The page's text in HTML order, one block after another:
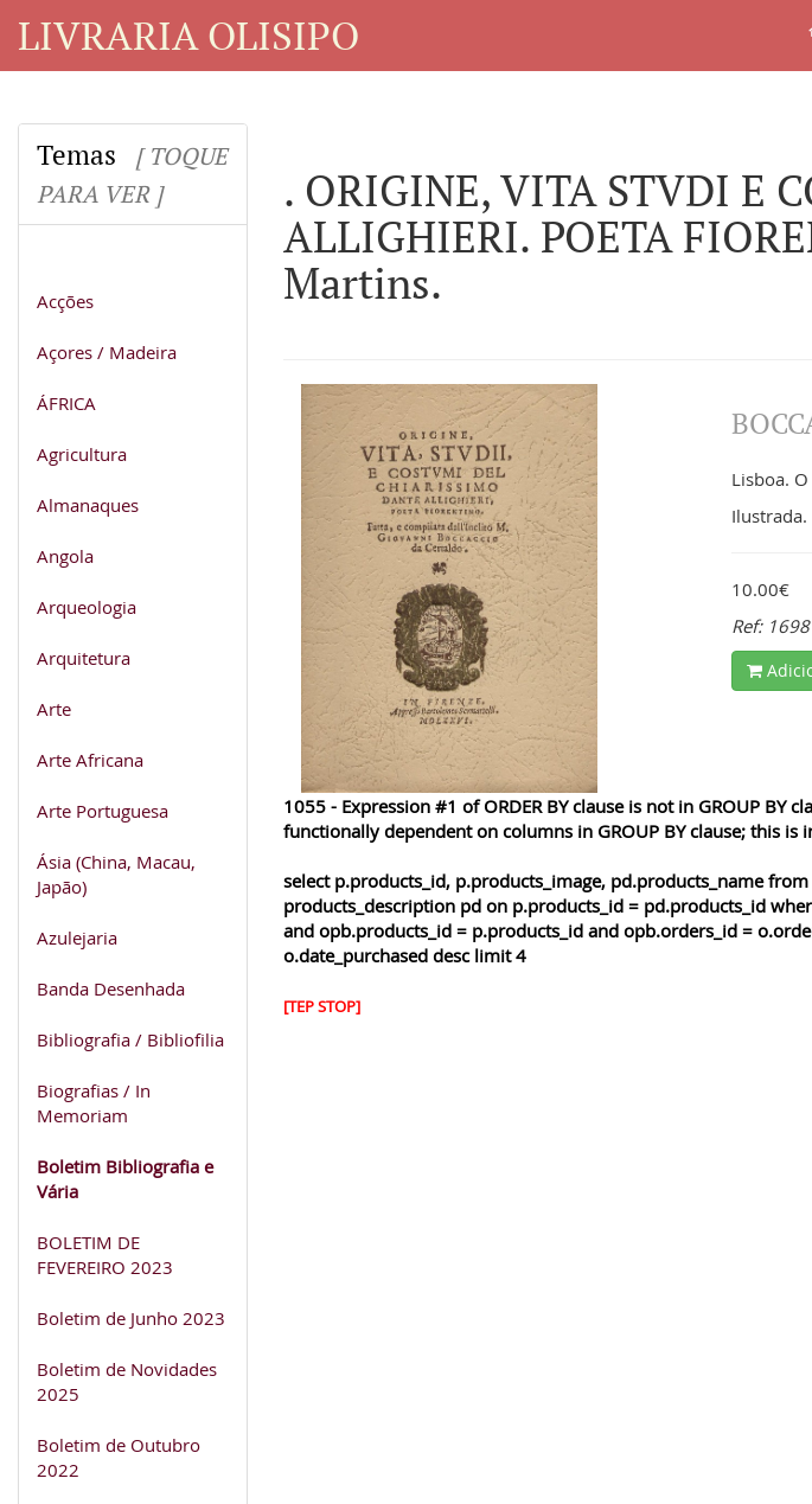
LIVRARIA OLISIPO
Temas
[ TOQUE
PARA VER ]
Acções
Açores / Madeira
ÁFRICA
Agricultura
Almanaques
Angola
Arqueologia
Arquitetura
Arte
Arte Africana
Arte Portuguesa
Ásia (China, Macau,
Japão)
Azulejaria
Banda Desenhada
Bibliografia / Bibliofilia
Biografias / In
Memoriam
Boletim Bibliografia e
Vária
BOLETIM DE
FEVEREIRO 2023
Boletim de Junho 2023
Boletim de Novidades
2025
Boletim de Outubro
2022
. ORIGINE, VITA STVDI E
ALLIGHIERI. POETA
Martins.
Lisboa.
Ilustrada.
10.00€
Ref:
1055 - Expression #1 of ORDER BY clause is not in GROUP
functionally dependent on columns in GROUP BY clause; this
select p.products_id, p.products_image, pd.products_name
products_description pd on p.products_id = pd.products_id
and opb.products_id = p.products_id and opb.orders_id =
o.date_purchased desc limit 4
[TEP STOP]